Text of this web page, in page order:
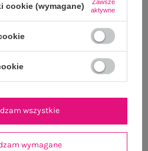
OGLĄDANE
Zobacz wszystko
cookie (wymagane)
Zawsze
aktywne
wymagane
wszystkie